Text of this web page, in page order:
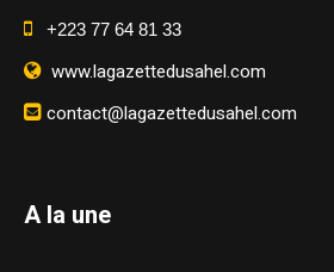
+223 77 64 81 33
www.lagazettedusahel.com
contact@lagazettedusahel.com
A la une